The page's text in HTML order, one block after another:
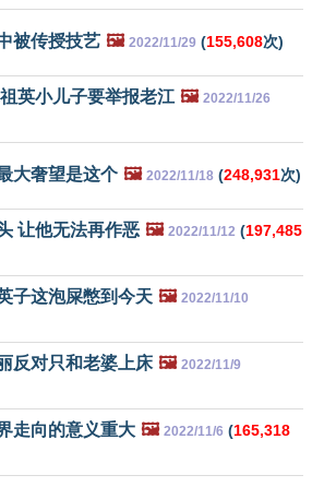
被传授技艺 🖼️ 2022/11/29 (155,608次)
英小儿子要举报老江 🖼️ 2022/11/26
大奢望是这个 🖼️ 2022/11/18 (248,931次)
让他无法再作恶 🖼️ 2022/11/12 (197,485
子这泡屎憋到今天 🖼️ 2022/11/10
反对只和老婆上床 🖼️ 2022/11/9
走向的意义重大 🖼️ 2022/11/6 (165,318